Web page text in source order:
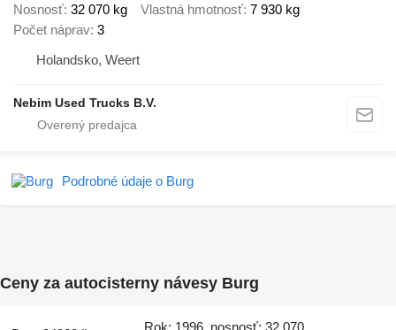
Nosnosť 32 070 kg Vlastná hmotnosť 7 930 kg
Počet náprav 3
Holandsko, Weert
Nebim Used Trucks B.V.
Podrobné údaje o Burg
Ceny za autocisterny návesy Burg